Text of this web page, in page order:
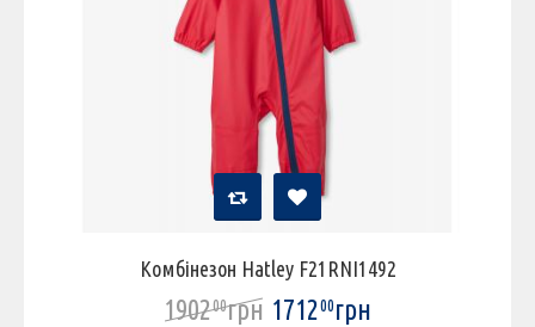
Комбінезон Hatley F21RNI1492
190200грн 171200грн